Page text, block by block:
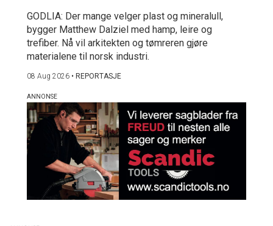
GODLIA: Der mange velger plast og mineralull,
bygger Matthew Dalziel med hamp, leire og
trefiber. Nå vil arkitekten og tømreren gjøre
materialene til norsk industri.
08 Aug 2026 • REPORTASJE